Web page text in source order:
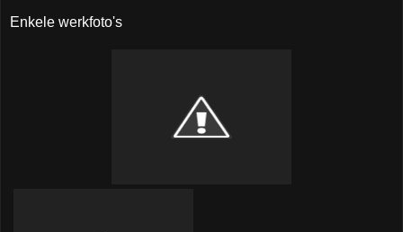
Enkele werkfoto's